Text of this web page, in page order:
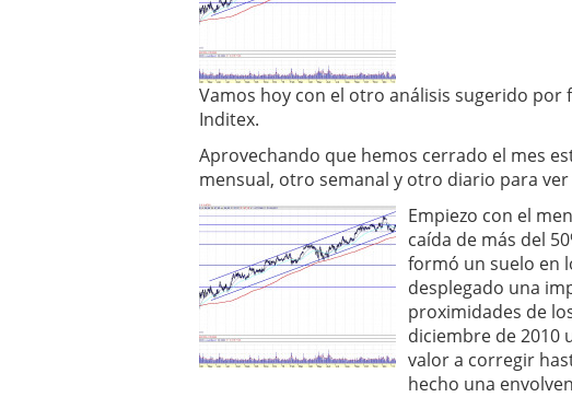
Vamos hoy con el otro análisis sugerido
Inditex.
Aprovechando que hemos cerrado el mes
mensual, otro semanal y otro diario para
Empiezo con el
caída de más del
formó un suelo en
desplegado una
proximidades de
diciembre de 2010
valor a corregir
hecho una